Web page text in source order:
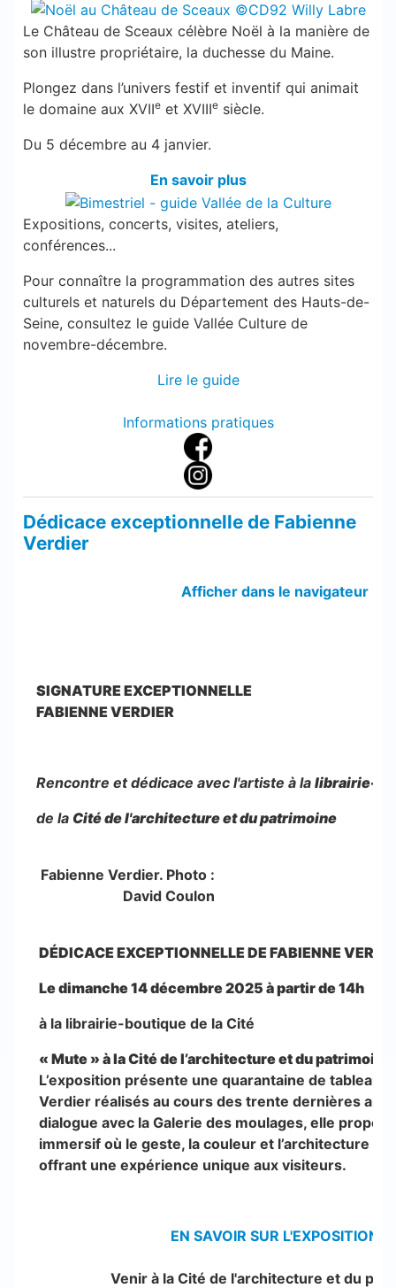
Le Château de Sceaux célèbre Noël à la manière de
son illustre propriétaire, la duchesse du Maine.
Plongez dans l’univers festif et inventif qui animait
le domaine aux XVIIe et XVIIIe siècle.
Du 5 décembre au 4 janvier.
En savoir plus
Expositions, concerts, visites, ateliers,
conférences...
Pour connaître la programmation des autres sites
culturels et naturels du Département des Hauts-de-
Seine, consultez le guide Vallée Culture de
novembre-décembre.
Lire le guide
Informations pratiques
Dédicace exceptionnelle de Fabienne
Verdier
Afficher dans le navigateur
SIGNATURE EXCEPTIONNELLE
FABIENNE VERDIER
Rencontre et dédicace avec l'artiste à la librairie-
de la Cité de l'architecture et du patrimoine
Fabienne Verdier. Photo :
David Coulon
DÉDICACE EXCEPTIONNELLE DE FABIENNE
Le dimanche 14 décembre 2025 à partir de 14h
à la librairie-boutique de la Cité
« Mute » à la Cité de l’architecture et du patrimoine
L’exposition présente une quarantaine de tableaux
Verdier réalisés au cours des trente dernières
dialogue avec la Galerie des moulages, elle
immersif où le geste, la couleur et l’architecture se
offrant une expérience unique aux visiteurs.
EN SAVOIR SUR L'EXPOSITION
Venir à la Cité de l'architecture et du